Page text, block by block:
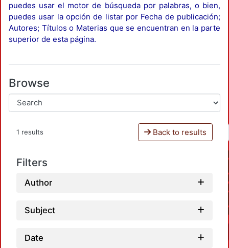
puedes usar el motor de búsqueda por palabras, o bien,
puedes usar la opción de listar por Fecha de publicación;
Autores; Títulos o Materias que se encuentran en la parte
superior de esta página.
Browse
1 results Back to results
Filters
Author
Subject
Date